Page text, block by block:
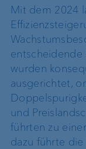
Mit dem 2024
entscheidende
wurden
ausgerichtet,
und
führten zu
dazu führte die